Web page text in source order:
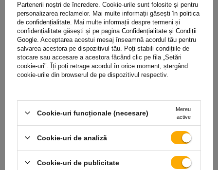
Achiziționând orice produs din oferta noastră, veți primi o
garanție de 2 ani.Datorită acestui lucru, îl puteți folosi fără
să vă faceți griji cu privire la consecințele unei posibile avarii.
Având grijă de satisfacția dvs., am simplificat pe cât posibil
procesul de depunere a unei posibile reclamații trebuie doar
să completați și să trimiteți formularul disponibil pe site-ul
Ajutor
Aveți întrebări despre selecția sau utilizarea produselor
noastre? Contactaţi-ne! Specialiștii Unitrailer vor fi bucuroși
Partenerii noștri de încredere. Cookie-urile sunt folosite și pentru
personalizarea reclamelor. Mai multe informații găsești în politica
de confidențialitate . Mai multe informații despre termeni și
confidențialitate găsești și pe pagina Confidențialitate și Condiții
Google . Acceptarea acestui mesaj înseamnă acordul tău pentru
salvarea acestora pe dispozitivul tău. Poți stabili condițiile de
stocare sau accesare a acestora făcând clic pe fila „Setări
cookie-uri". Îți poți retrage acordul în orice moment, ștergând
cookie-urile din browserul de pe dispozitivul respectiv.
Cookie-uri funcționale (necesare)
Mereu
active
Cookie-uri de analiză
Cookie-uri de publicitate